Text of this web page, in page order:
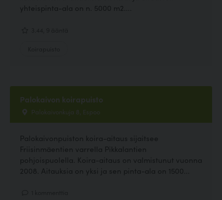
yhteispinta-ala on n. 5000 m2....
Palokaivon koirapuisto
Palokaivonkuja 8, Espoo
Palokaivonpuiston koira-aitaus sijaitsee
Friisinmäentien varrella Pikkalantien
pohjoispuolella. Koira-aitaus on valmistunut vuonna
2008. Aitauksia on yksi ja sen pinta-ala on 1500...